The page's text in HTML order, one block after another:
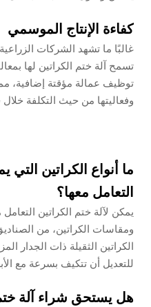
كفاءة الإنتاج الموسمي
غالبًا ما تشهد الشركات
تسمح آلة ختم الكراتين لها
توظيف عمالة مؤقتة إضافية،
وفعاليتها من حيث التكلفة
ما أنواع الكراتين التي
التعامل معها؟
يمكن لآلة ختم الكراتين
ومقاسات الكراتين، من
الكراتين الثقيلة ذات الجدار
للتعديل أن تتكيف بسرعة مع
هل يستحق شراء آلة ختم